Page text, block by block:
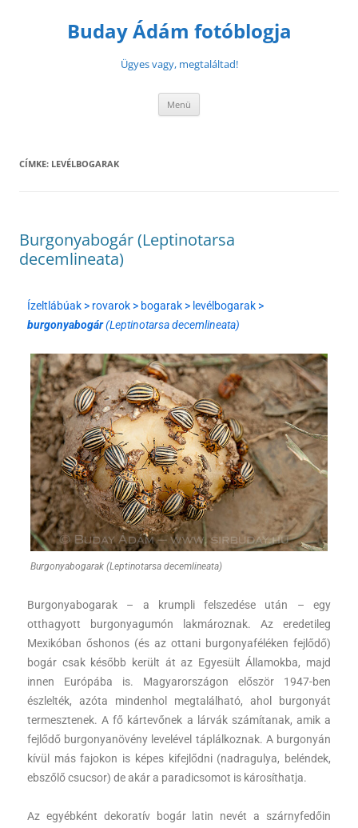
Buday Ádám fotóblogja
Ügyes vagy, megtaláltad!
Menü
CÍMKE: LEVÉLBOGARAK
Burgonyabogár (Leptinotarsa
decemlineata)
Ízeltlábúak > rovarok > bogarak > levélbogarak >
burgonyabogár(Leptinotarsa decemlineata)
Burgonyabogarak (Leptinotarsa decemlineata)
Burgonyabogarak – a krumpli felszedése után – egy
otthagyott burgonyagumón lakmároznak. Az eredetileg
Mexikóban őshonos (és az ottani burgonyaféléken fejlődő)
bogár csak később került át az Egyesült Államokba, majd
innen Európába is. Magyarországon először 1947-ben
észlelték, azóta mindenhol megtalálható, ahol burgonyát
termesztenek. A fő kártevőnek a lárvák számítanak, amik a
fejlődő burgonyanövény levelével táplálkoznak. A burgonyán
kívül más fajokon is képes kifejlődni (nadragulya, beléndek,
ebszőlő csucsor) de akár a paradicsomot is károsíthatja.
Az egyébként dekoratív bogár latin nevét a szárnyfedőin